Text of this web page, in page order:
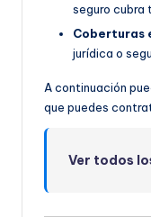
seguro cubra
Coberturas
jurídica o
A continuación
que puedes
Ver todos